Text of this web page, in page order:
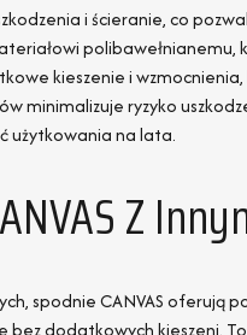
i ścieranie, co
kieszenie i
minimalizuje ryzyko
użytkowania na lata.
Z
spodnie CANVAS